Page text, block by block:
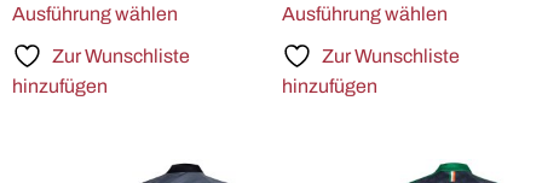
Ausführung wählen
Zur Wunschliste
hinzufügen
Ausführung wählen
Zur Wunschliste
hinzufügen